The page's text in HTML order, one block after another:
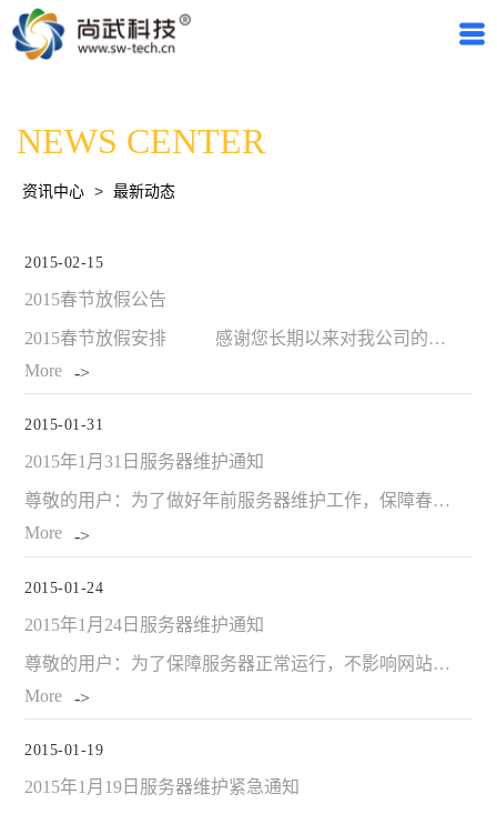
NEWS CENTER
资讯中心 > 最新动态
2015-02-15
2015春节放假公告
2015春节放假安排 感谢您长期以来对我公司的大力支持，在2015春节来
More
2015-01-31
2015年1月31日服务器维护通知
尊敬的用户：为了做好年前服务器维护工作，保障春节期间网站的正常使用，我们将于1月31日对服务器进行维护，清理应用缓冲、网站检测、备份数据。次日凌晨8点服务器正常工作，维护期间网站正常运行。感谢您对尚武
More
2015-01-24
2015年1月24日服务器维护通知
尊敬的用户：为了保障服务器正常运行，不影响网站的正常使用，我们将于1月10日对服务器进行维护，清理应用缓冲、网站检测、备份数据。11日凌晨8点服务器正常工作，维护期间网站正常运行。感谢您对尚武科技的大
More
2015-01-19
2015年1月19日服务器维护紧急通知